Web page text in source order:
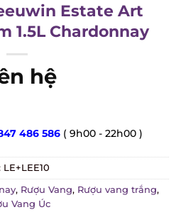
Estate Art
1.5L Chardonnay
hệ
486 586 ( 9h00 - 22h00 )
LE+LEE10
, Rượu Vang, Rượu vang trắng,
Vang Úc